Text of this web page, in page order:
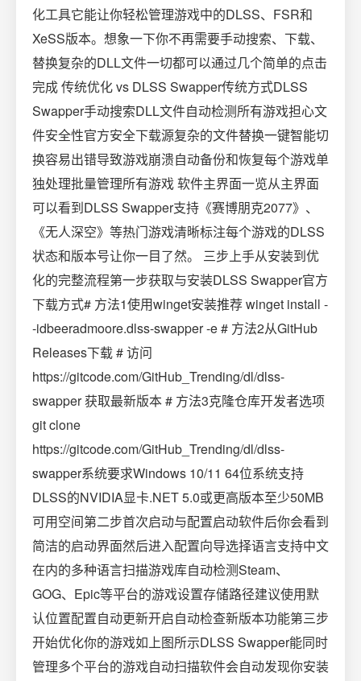
化工具它能让你轻松管理游戏中的DLSS、FSR和
XeSS版本。想象一下你不再需要手动搜索、下载、
替换复杂的DLL文件一切都可以通过几个简单的点击
完成 传统优化 vs DLSS Swapper传统方式DLSS
Swapper手动搜索DLL文件自动检测所有游戏担心文
件安全性官方安全下载源复杂的文件替换一键智能切
换容易出错导致游戏崩溃自动备份和恢复每个游戏单
独处理批量管理所有游戏️ 软件主界面一览从主界面
可以看到DLSS Swapper支持《赛博朋克2077》、
《无人深空》等热门游戏清晰标注每个游戏的DLSS
状态和版本号让你一目了然。 三步上手从安装到优
化的完整流程第一步获取与安装DLSS Swapper官方
下载方式# 方法1使用winget安装推荐 winget install -
-idbeeradmoore.dlss-swapper -e # 方法2从GitHub
Releases下载 # 访问
https://gitcode.com/GitHub_Trending/dl/dlss-
swapper 获取最新版本 # 方法3克隆仓库开发者选项
git clone
https://gitcode.com/GitHub_Trending/dl/dlss-
swapper系统要求Windows 10/11 64位系统支持
DLSS的NVIDIA显卡.NET 5.0或更高版本至少50MB
可用空间第二步首次启动与配置启动软件后你会看到
简洁的启动界面然后进入配置向导选择语言支持中文
在内的多种语言扫描游戏库自动检测Steam、
GOG、Epic等平台的游戏设置存储路径建议使用默
认位置配置自动更新开启自动检查新版本功能第三步
开始优化你的游戏如上图所示DLSS Swapper能同时
管理多个平台的游戏自动扫描软件会自动发现你安装